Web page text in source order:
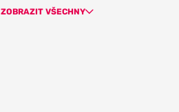
ZOBRAZIT VŠECHNY